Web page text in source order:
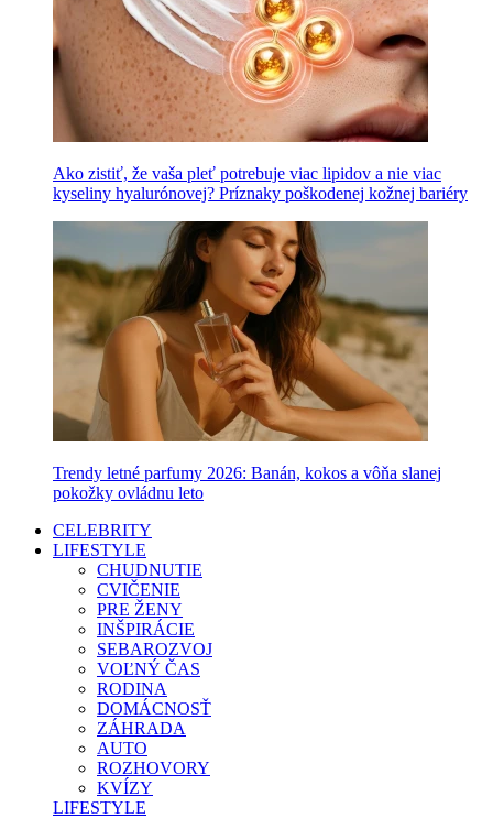
Ako zistiť, že vaša pleť potrebuje viac lipidov a nie viac
kyseliny hyalurónovej? Príznaky poškodenej kožnej bariéry
Trendy letné parfumy 2026: Banán, kokos a vôňa slanej
pokožky ovládnu leto
CELEBRITY
LIFESTYLE
CHUDNUTIE
CVIČENIE
PRE ŽENY
INŠPIRÁCIE
SEBAROZVOJ
VOĽNÝ ČAS
RODINA
DOMÁCNOSŤ
ZÁHRADA
AUTO
ROZHOVORY
KVÍZY
LIFESTYLE